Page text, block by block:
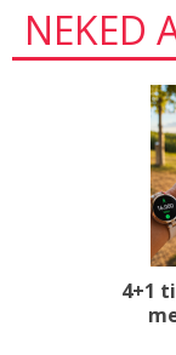
NEKED
4+1